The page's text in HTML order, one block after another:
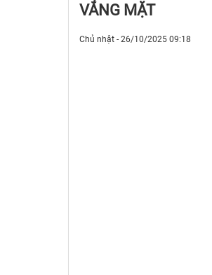
VẮNG MẶT
Chủ nhật - 26/10/2025 09:18